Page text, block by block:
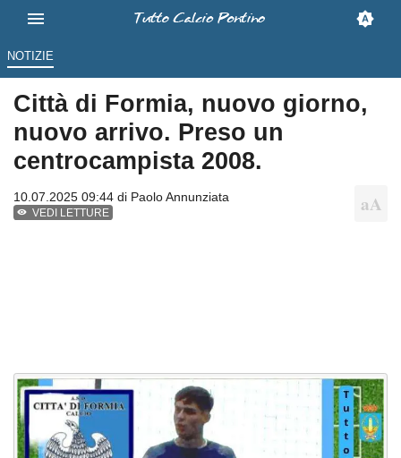
NOTIZIE
Città di Formia, nuovo giorno,
nuovo arrivo. Preso un
centrocampista 2008.
10.07.2025 09:44 di Paolo Annunziata
VEDI LETTURE